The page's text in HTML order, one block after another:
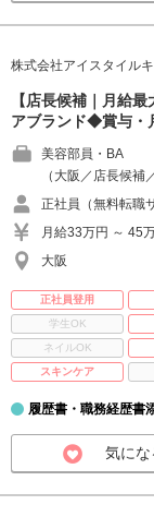
株式会社アイスタイル
【店長候補｜月給
アブランド◆賞与・
美容部員・BA
（大阪／店長候
正社員（無料転職
月給33万円 ～ 45
大阪
正社員登用
学生OK
ネイルOK
スキンケア
履歴書・職務経歴書
気にな